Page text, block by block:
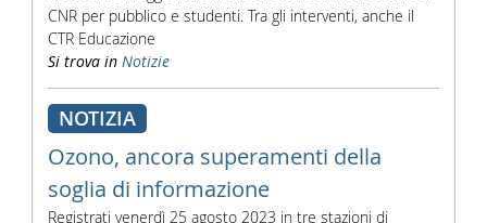
CNR per pubblico e studenti. Tra gli interventi, anche il
CTR Educazione
Si trova in Notizie
NOTIZIA
Ozono, ancora superamenti della
soglia di informazione
Registrati venerdì 25 agosto 2023 in tre stazioni di